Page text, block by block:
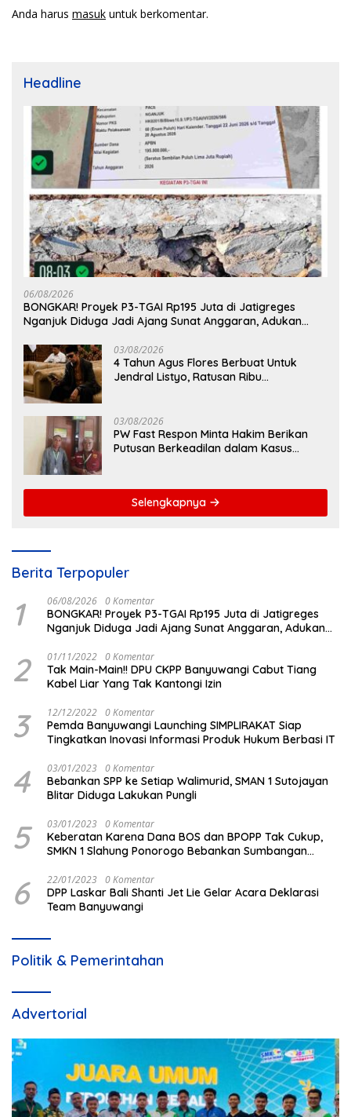
Anda harus masuk untuk berkomentar.
Headline
06/08/2026
BONGKAR! Proyek P3-TGAI Rp195 Juta di Jatigreges
Nganjuk Diduga Jadi Ajang Sunat Anggaran, Adukan
03/08/2026
4 Tahun Agus Flores Berbuat Untuk
Jendral Listyo, Ratusan Ribu
03/08/2026
PW Fast Respon Minta Hakim Berikan
Putusan Berkeadilan dalam Kasus
Selengkapnya
Berita Terpopuler
1 06/08/2026 0 Komentar
BONGKAR! Proyek P3-TGAI Rp195 Juta di Jatigreges
Nganjuk Diduga Jadi Ajang Sunat Anggaran, Adukan
2 01/11/2022 0 Komentar
Tak Main-Main!! DPU CKPP Banyuwangi Cabut Tiang
Kabel Liar Yang Tak Kantongi Izin
3 12/12/2022 0 Komentar
Pemda Banyuwangi Launching SIMPLIRAKAT Siap
Tingkatkan Inovasi Informasi Produk Hukum Berbasi IT
4 03/01/2023 0 Komentar
Bebankan SPP ke Setiap Walimurid, SMAN 1 Sutojayan
Blitar Diduga Lakukan Pungli
5 03/01/2023 0 Komentar
Keberatan Karena Dana BOS dan BPOPP Tak Cukup,
SMKN 1 Slahung Ponorogo Bebankan Sumbangan
6 22/01/2023 0 Komentar
DPP Laskar Bali Shanti Jet Lie Gelar Acara Deklarasi
Team Banyuwangi
Politik & Pemerintahan
Advertorial